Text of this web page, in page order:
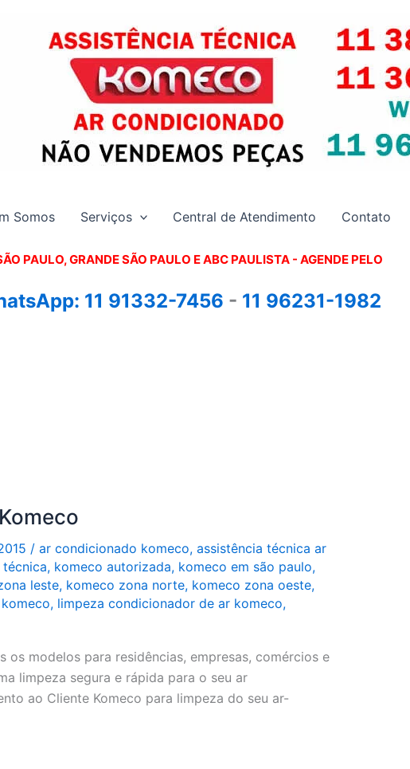
Somos Serviços Central de Atendimento Contato
PAULO, GRANDE SÃO PAULO E ABC PAULISTA - AGENDE PELO
11 91332-7456 - 11 96231-1982
/ ar condicionado komeco, assistência técnica ar
, komeco autorizada, komeco em são paulo,
leste, komeco zona norte, komeco zona oeste,
, limpeza condicionador de ar komeco,
modelos para residências, empresas, comércios e
limpeza segura e rápida para o seu ar
ao Cliente Komeco para limpeza do seu ar-